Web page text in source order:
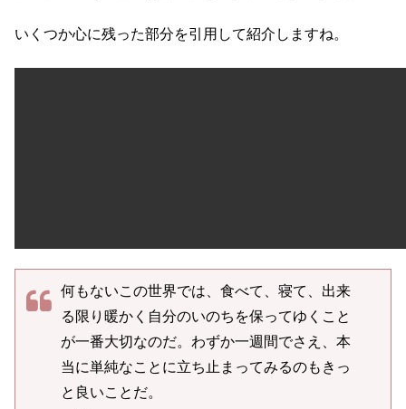
いくつか心に残った部分を引用して紹介しますね。
何もないこの世界では、食べて、寝て、出来
る限り暖かく自分のいのちを保ってゆくこと
が一番大切なのだ。わずか一週間でさえ、本
当に単純なことに立ち止まってみるのもきっ
と良いことだ。